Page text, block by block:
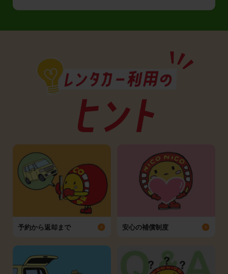
予約から返却まで 安心の補償制度